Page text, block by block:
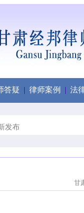
答疑 | 律师案例 | 法
发布
甘